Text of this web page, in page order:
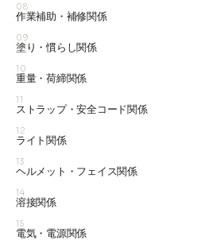
08
作業補助・補修関係
09
塗り・慣らし関係
10
重量・荷締関係
11
ストラップ・安全コード関係
12
ライト関係
13
ヘルメット・フェイス関係
14
溶接関係
15
電気・電源関係